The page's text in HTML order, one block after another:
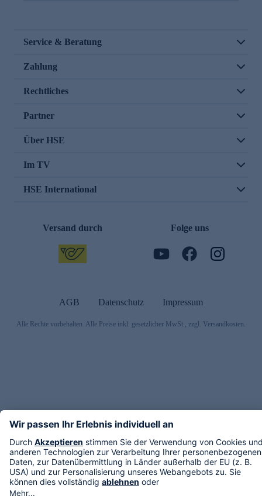
Service & Beratung
Zahlung
Rechtliches
Partner
Über HSE
Im TV
HSE International
Versand durch Folge uns
AGB Datenschutz Impressum
Alle Rechte vorbehalten. Alle Preise inkl. gesetzlicher MwSt., zzgl. Versandkosten.